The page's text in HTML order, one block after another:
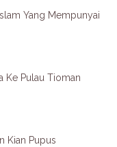
Yang Mempunyai
Ke Pulau Tioman
Kian Pupus